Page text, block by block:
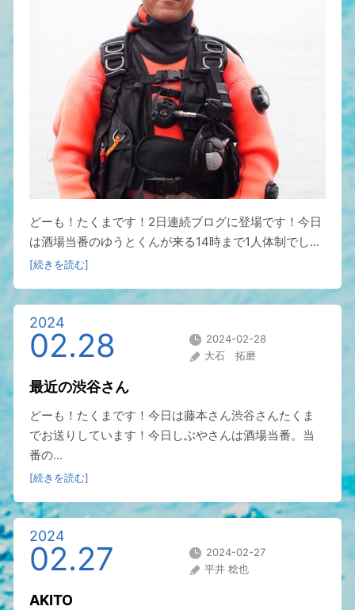
どーも！たくまです！2日連続ブログに登場です！今日
は酒場当番のゆうとくんが来る14時まで1人体制でし...
[続きを読む]
2024
02.28
2024-02-28
大石 拓磨
最近の渋谷さん
どーも！たくまです！今日は藤本さん渋谷さんたくま
でお送りしています！今日しぶやさんは酒場当番。当
番の...
[続きを読む]
2024
02.27
2024-02-27
平井 稔也
AKITO